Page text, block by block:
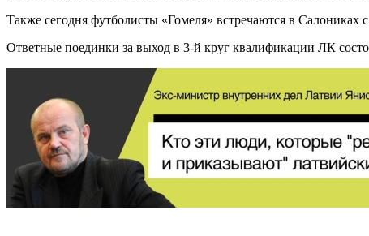
Также сегодня футболисты «Гомеля» встречаются в
Ответные поединки за выход в 3-й круг квалификации ЛК